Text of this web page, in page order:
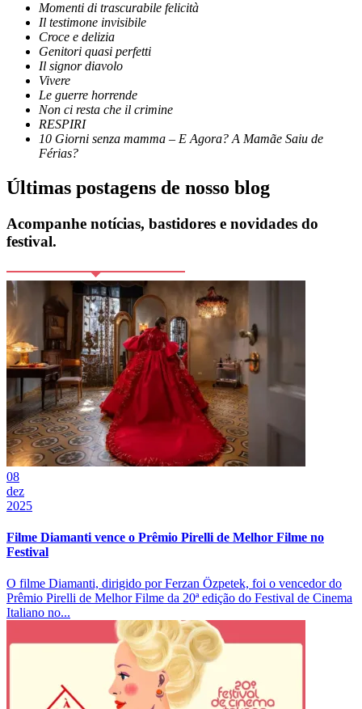
Momenti di trascurabile felicità
Il testimone invisibile
Croce e delizia
Genitori quasi perfetti
Il signor diavolo
Vivere
Le guerre horrende
Non ci resta che il crimine
RESPIRI
10 Giorni senza mamma – E Agora? A Mamãe Saiu de
Férias?
Últimas postagens de nosso blog
Acompanhe notícias, bastidores e novidades do
festival.
08
dez
2025
Filme Diamanti vence o Prêmio Pirelli de Melhor Filme no
Festival
O filme Diamanti, dirigido por Ferzan Özpetek, foi o vencedor do
Prêmio Pirelli de Melhor Filme da 20ª edição do Festival de Cinema
Italiano no...